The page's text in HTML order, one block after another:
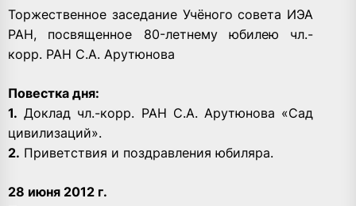
Торжественное заседание Учёного совета ИЭА
РАН, посвященное 80-летнему юбилею чл.-
корр. РАН С.А. Арутюнова
Повестка дня:
1. Доклад чл.-корр. РАН С.А. Арутюнова «Сад
цивилизаций».
2. Приветствия и поздравления юбиляра.
28 июня 2012 г.